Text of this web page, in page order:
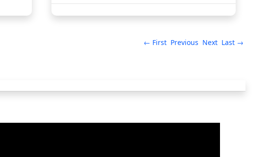
← First Previous Next Last →